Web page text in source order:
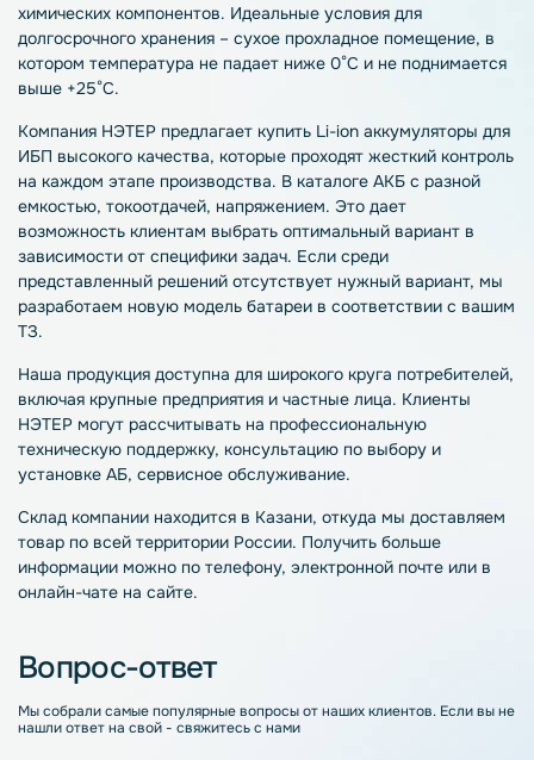
химических компонентов. Идеальные условия для
долгосрочного хранения – сухое прохладное помещение, в
котором температура не падает ниже 0°С и не поднимается
выше +25°C.
Компания НЭТЕР предлагает купить Li-ion аккумуляторы для
ИБП высокого качества, которые проходят жесткий контроль
на каждом этапе производства. В каталоге АКБ с разной
емкостью, токоотдачей, напряжением. Это дает
возможность клиентам выбрать оптимальный вариант в
зависимости от специфики задач. Если среди
представленный решений отсутствует нужный вариант, мы
разработаем новую модель батареи в соответствии с вашим
ТЗ.
Наша продукция доступна для широкого круга потребителей,
включая крупные предприятия и частные лица. Клиенты
НЭТЕР могут рассчитывать на профессиональную
техническую поддержку, консультацию по выбору и
установке АБ, сервисное обслуживание.
Склад компании находится в Казани, откуда мы доставляем
товар по всей территории России. Получить больше
информации можно по телефону, электронной почте или в
онлайн-чате на сайте.
Вопрос-ответ
Мы собрали самые популярные вопросы от наших клиентов. Если вы не
нашли ответ на свой - свяжитесь с нами